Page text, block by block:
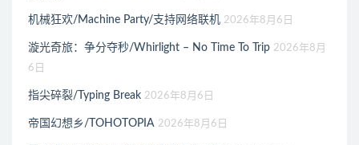
机械狂欢/Machine Party/支持网络联机 2026年8月6日
漩光奇旅：争分夺秒/Whirlight – No Time To Trip 2026年8月
6日
指尖碎裂/Typing Break 2026年8月6日
帝国幻想乡/TOHOTOPIA 2026年8月6日